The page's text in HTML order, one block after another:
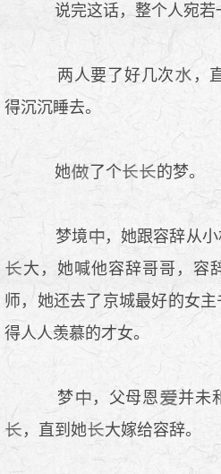
说完这话，整个人宛若
两人要了好几次 ，
得沉沉睡去。
她 了个 的梦。
梦境
，她跟容辞从
大，她喊他容辞哥哥，容
师，她还去了京城最好的女
得人人羡慕的才女。
梦 ，父母恩
并未
，直到她
大嫁给容辞。